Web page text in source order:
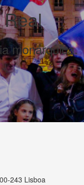
monárquica.
243 Lisboa